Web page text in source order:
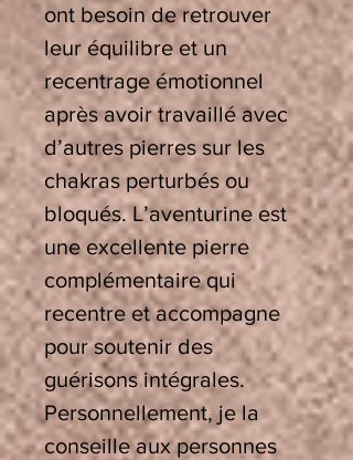
ont besoin de retrouver
leur équilibre et un
recentrage émotionnel
après avoir travaillé avec
d’autres pierres sur les
chakras perturbés ou
bloqués. L’aventurine est
une excellente pierre
complémentaire qui
recentre et accompagne
pour soutenir des
guérisons intégrales.
Personnellement, je la
conseille aux personnes